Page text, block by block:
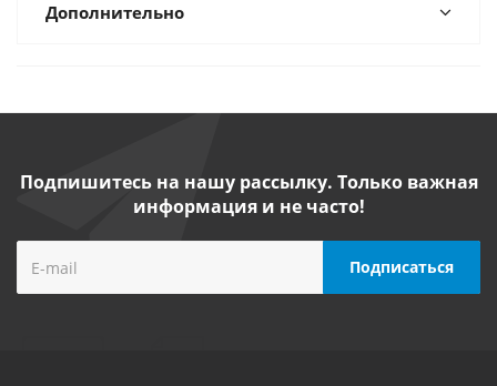
Дополнительно
Подпишитесь на нашу рассылку. Только важная
информация и не часто!